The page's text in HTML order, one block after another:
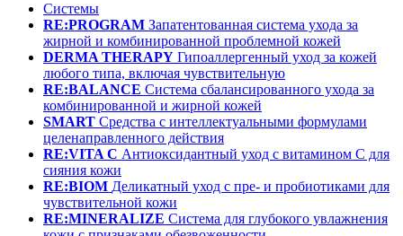
Системы
RE:PROGRAM Запатентованная система ухода за
жирной и комбинированной проблемной кожей
DERMA THERAPY Гипоаллергенный уход за кожей
любого типа, включая чувствительную
RE:BALANCE Система сбалансированного ухода за
комбинированной и жирной кожей
SMART Средства с интеллектуальными формулами
целенаправленного действия
RE:VITA C Антиоксидантный уход с витамином С для
сияния кожи
RE:BIOM Деликатный уход с пре- и пробиотиками для
чувствительной кожи
RE:MINERALIZE Система для глубокого увлажнения